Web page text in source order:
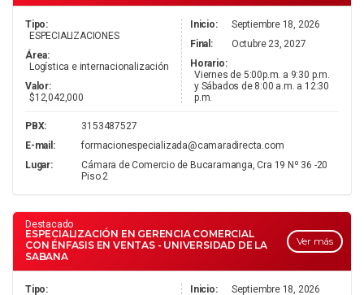
Tipo:
ESPECIALIZACIONES
Área:
Logística e internacionalización
Valor:
$12,042,000
Inicio:
Septiembre 18, 2026
Final:
Octubre 23, 2027
Horario:
Viernes de 5:00p.m. a 9:30 p.m.
y Sábados de 8:00 a.m. a 12:30
p.m.
PBX:
3153487527
E-mail:
formacionespecializada@camaradirecta.com
Lugar:
Cámara de Comercio de Bucaramanga, Cra 19 Nº 36 -20
Piso 2
Ver más
Destacado
ESPECIALIZACIÓN EN GERENCIA COMERCIAL
CON ÉNFASIS EN VENTAS - UNIVERSIDAD DE LA
SABANA
Tipo:
Inicio:
Septiembre 18, 2026